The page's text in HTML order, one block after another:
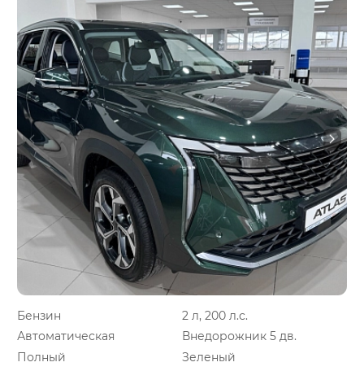
Бензин
2 л, 200 л.с.
Автоматическая
Внедорожник 5 дв.
Полный
Зеленый